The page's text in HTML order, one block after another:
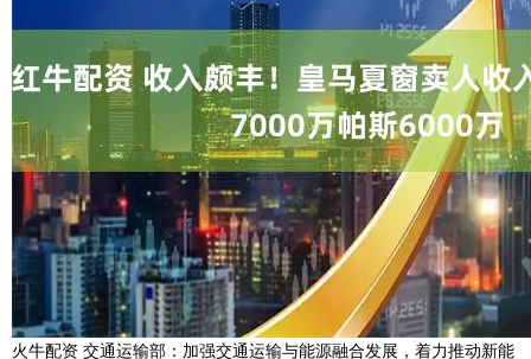
火牛配资 交通运输部：加强交通运输与能源融合发展，着力推动新能